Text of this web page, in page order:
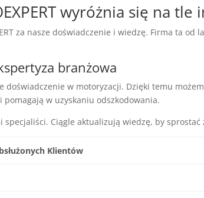
wyróżnia się na tle
za nasze doświadczenie i wiedzę. Firma ta od
branżowa
doświadczenie w motoryzacji. Dzięki temu
w uzyskaniu odszkodowania.
specjaliści. Ciągle aktualizują wiedzę, by
Klientów